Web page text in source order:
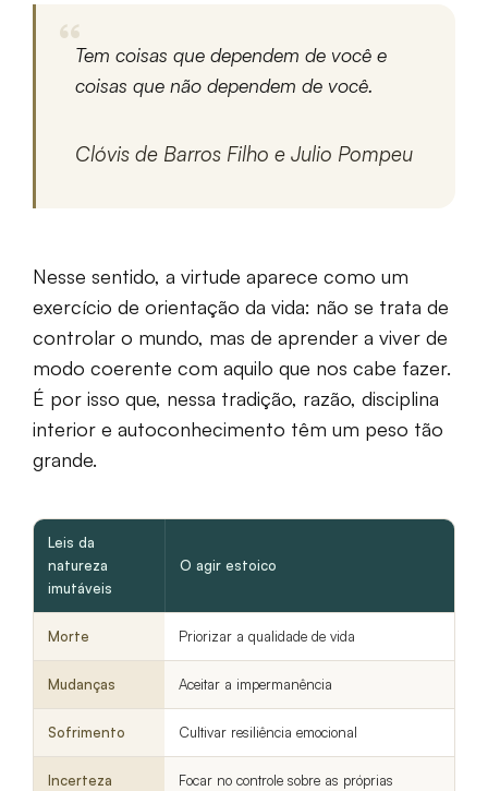
Tem coisas que dependem de você e
coisas que não dependem de você.
Clóvis de Barros Filho e Julio Pompeu
Nesse sentido, a virtude aparece como um
exercício de orientação da vida: não se trata de
controlar o mundo, mas de aprender a viver de
modo coerente com aquilo que nos cabe fazer.
É por isso que, nessa tradição, razão, disciplina
interior e autoconhecimento têm um peso tão
grande.
Leis da
natureza
imutáveis
O agir estoico
Morte Priorizar a qualidade de vida
Mudanças Aceitar a impermanência
Sofrimento Cultivar resiliência emocional
Incerteza
Focar no controle sobre as próprias